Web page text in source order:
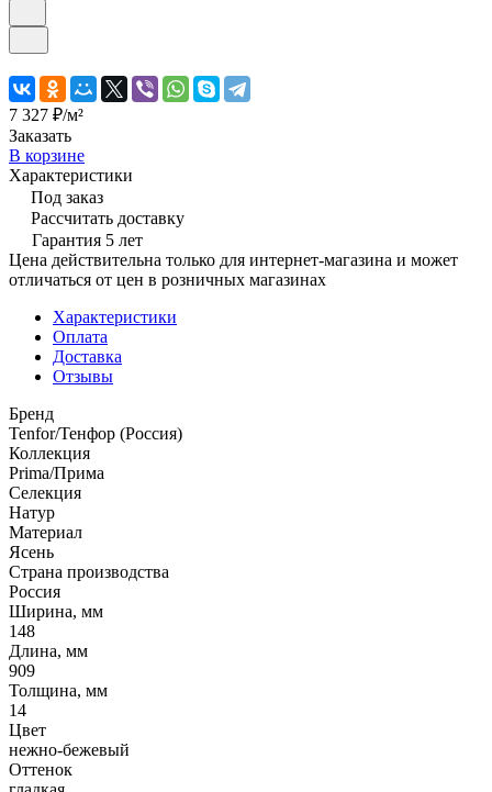
7 327 ₽/м²
Заказать
В корзине
Характеристики
Под заказ
Рассчитать доставку
Гарантия 5 лет
Цена действительна только для интернет-магазина и может
отличаться от цен в розничных магазинах
Характеристики
Оплата
Доставка
Отзывы
Бренд
Tenfor/Тенфор (Россия)
Коллекция
Prima/Прима
Селекция
Натур
Материал
Ясень
Страна производства
Россия
Ширина, мм
148
Длина, мм
909
Толщина, мм
14
Цвет
нежно-бежевый
Оттенок